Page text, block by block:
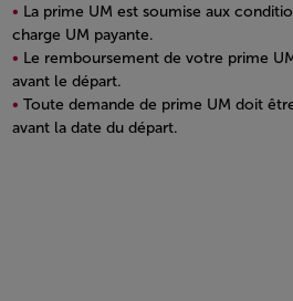
La prime UM est soumise aux
charge UM payante.
Le remboursement de votre prime
avant le départ.
Toute demande de prime UM doit
avant la date du départ.